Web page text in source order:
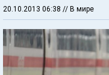
20.10.2013 06:38 // В мире